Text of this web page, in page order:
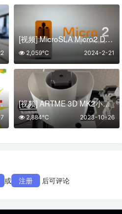
[视频] MicroSLA Micro2 DLP 3D打印机：适用于5微米的微针、微晶格、微流体和微机械加工
2024-2-21
2,059℃
SLA 3D打印机 [视频] ARTME 3D MK2小型桌面级长丝回收再生挤出机 开源可DIY
2023-10-26
2,884℃
或 注册 后可评论